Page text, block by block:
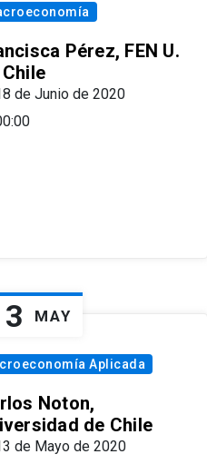
Pérez, FEN U.
de Junio de 2020
MAY
Aplicada
Noton,
de Chile
de Mayo de 2020